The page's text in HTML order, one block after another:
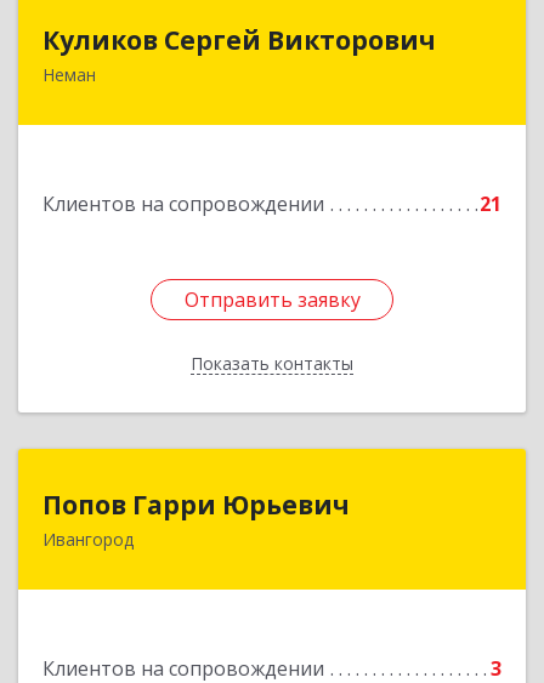
Куликов Сергей Викторович
Неман
Клиентов на сопровождении 21
Отправить заявку
Показать контакты
Куликов Сергей Викторович
Отправить заявку
Назад
Попов Гарри Юрьевич
Ивангород
Клиентов на сопровождении 3